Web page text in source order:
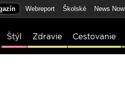
Webreport Školské News Now
Štýl Zdravie Cestovanie